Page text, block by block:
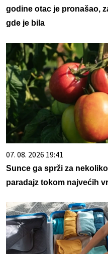
godine otac je pronašao,
gde je bila
07. 08. 2026 19:41
Sunce ga sprži za
paradajz tokom najvećih